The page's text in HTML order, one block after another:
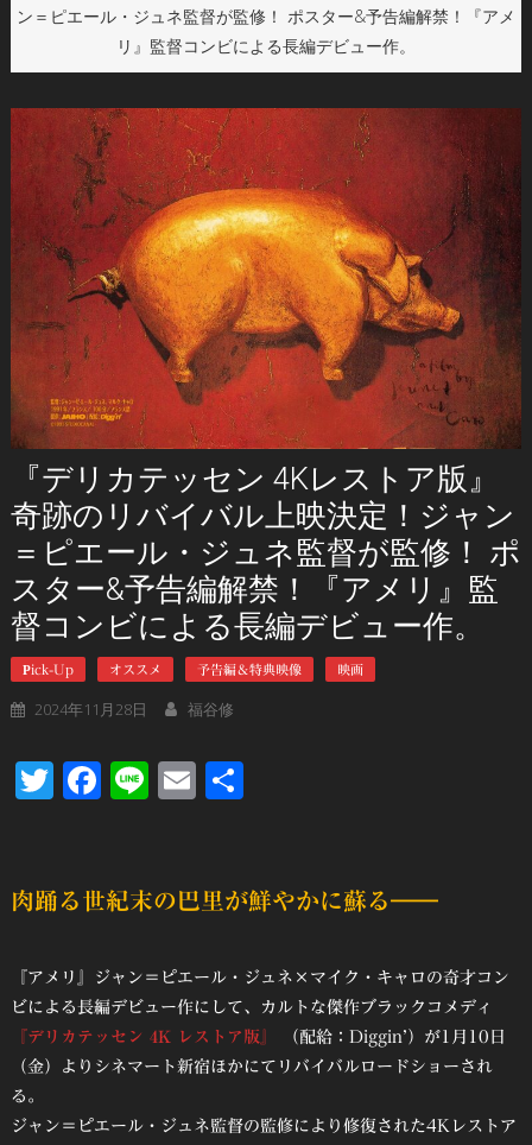
ン＝ピエール・ジュネ監督が監修！ ポスター&予告編解禁！『アメ
リ』監督コンビによる長編デビュー作。
『デリカテッセン 4Kレストア版』
奇跡のリバイバル上映決定！ジャン
＝ピエール・ジュネ監督が監修！ ポ
スター&予告編解禁！『アメリ』監
督コンビによる長編デビュー作。
Pick-Up オススメ 予告編＆特典映像 映画
2024年11月28日 福谷修
Twitter
Facebook
LineEmail
肉踊る世紀末の巴里が鮮やかに蘇る――
『アメリ』ジャン＝ピエール・ジュネ×マイク・キャロの奇才コン
ビによる長編デビュー作にして、カルトな傑作ブラックコメディ
『デリカテッセン 4K レストア版』
（配給：Diggin’）が1月10日
（金）よりシネマート新宿ほかにてリバイバルロードショーされ
る。
ジャン＝ピエール・ジュネ監督の監修により修復された4Kレストア